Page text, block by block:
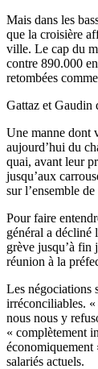
Mais dans les
que la croisière
ville. Le cap du
contre 890.000
retombées
Gattaz et Gaudin
Une manne dont
aujourd’hui du
quai, avant leur
jusqu’aux
sur l’ensemble
Pour faire
général a décliné
grève jusqu’à fin
réunion à la
Les négociations
irréconciliables. «
nous nous y
« complètement
économiquement
salariés actuels.